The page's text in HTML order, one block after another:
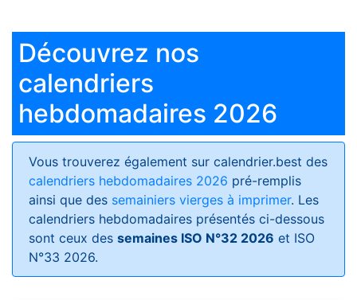
Découvrez nos
calendriers
hebdomadaires 2026
Vous trouverez également sur calendrier.best des
calendriers hebdomadaires 2026 pré-remplis
ainsi que des semainiers vierges à imprimer. Les
calendriers hebdomadaires présentés ci-dessous
sont ceux des semaines ISO N°32 2026 et ISO
N°33 2026.